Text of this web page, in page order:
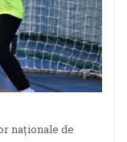
naționale de